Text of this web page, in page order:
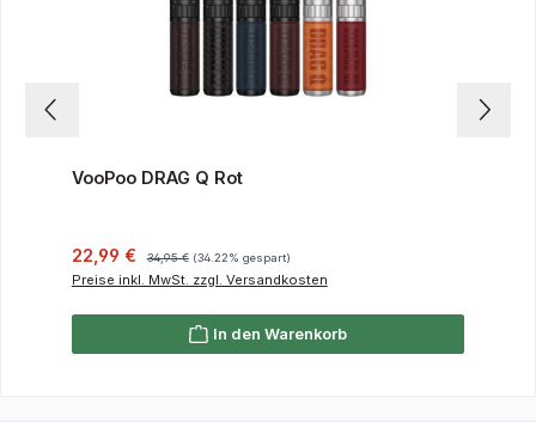
VooPoo DRAG Q Rot
Verkaufspreis:
22,99 € 34,95 € (34.22% gespart)
Preise inkl. MwSt. zzgl. Versandkosten
In den Warenkorb